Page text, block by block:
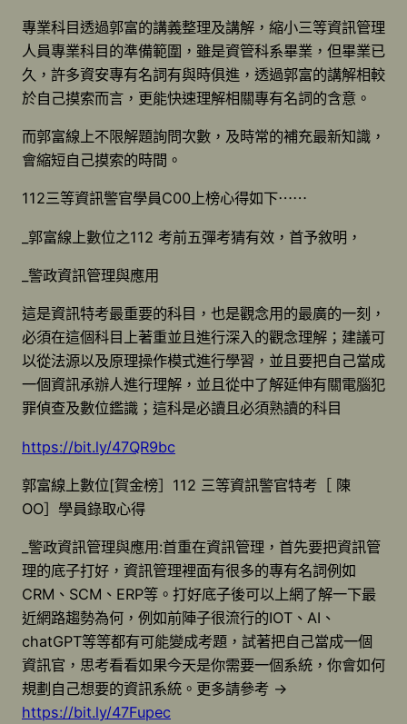
專業科目透過郭富的講義整理及講解，縮小三等資訊管理
人員專業科目的準備範圍，雖是資管科系畢業，但畢業已
久，許多資安專有名詞有與時俱進，透過郭富的講解相較
於自己摸索而言，更能快速理解相關專有名詞的含意。
而郭富線上不限解題詢問次數，及時常的補充最新知識，
會縮短自己摸索的時間。
112三等資訊警官學員C00上榜心得如下⋯⋯
_郭富線上數位之112 考前五彈考猜有效，首予敘明，
_警政資訊管理與應用
這是資訊特考最重要的科目，也是觀念用的最廣的一刻，
必須在這個科目上著重並且進行深入的觀念理解；建議可
以從法源以及原理操作模式進行學習，並且要把自己當成
一個資訊承辦人進行理解，並且從中了解延伸有關電腦犯
罪偵查及數位鑑識；這科是必讀且必須熟讀的科目
https://bit.ly/47QR9bc
郭富線上數位[賀金榜］112 三等資訊警官特考［ 陳
OO］學員錄取心得
_警政資訊管理與應用:首重在資訊管理，首先要把資訊管
理的底子打好，資訊管理裡面有很多的專有名詞例如
CRM、SCM、ERP等。打好底子後可以上網了解一下最
近網路趨勢為何，例如前陣子很流行的IOT、AI、
chatGPT等等都有可能變成考題，試著把自己當成一個
資訊官，思考看看如果今天是你需要一個系統，你會如何
規劃自己想要的資訊系統。更多請參考 ->
https://bit.ly/47Fupec